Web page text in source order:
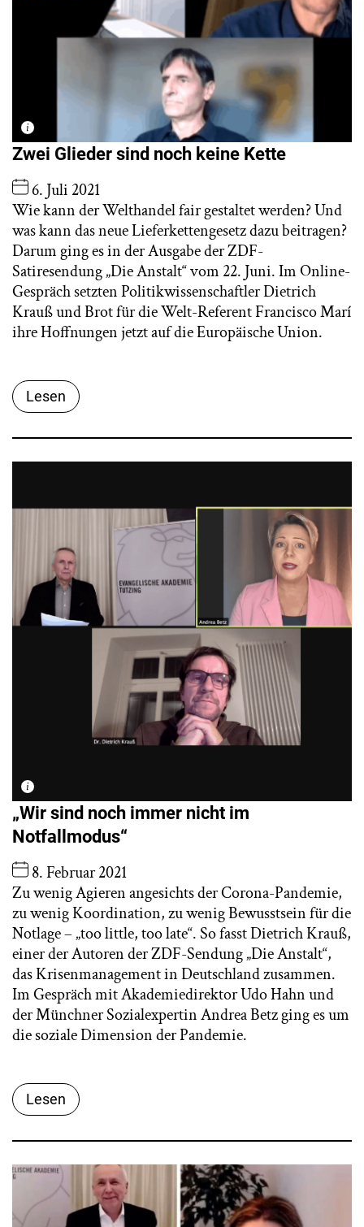
Zwei Glieder sind noch keine Kette
6. Juli 2021
Wie kann der Welthandel fair gestaltet werden? Und
was kann das neue Lieferkettengesetz dazu beitragen?
Darum ging es in der Ausgabe der ZDF-
Satiresendung „Die Anstalt“ vom 22. Juni. Im Online-
Gespräch setzten Politikwissenschaftler Dietrich
Krauß und Brot für die Welt-Referent Francisco Marí
ihre Hoffnungen jetzt auf die Europäische Union.
Lesen
„Wir sind noch immer nicht im
Notfallmodus“
8. Februar 2021
Zu wenig Agieren angesichts der Corona-Pandemie,
zu wenig Koordination, zu wenig Bewusstsein für die
Notlage – „too little, too late“. So fasst Dietrich Krauß,
einer der Autoren der ZDF-Sendung „Die Anstalt“,
das Krisenmanagement in Deutschland zusammen.
Im Gespräch mit Akademiedirektor Udo Hahn und
der Münchner Sozialexpertin Andrea Betz ging es um
die soziale Dimension der Pandemie.
Lesen